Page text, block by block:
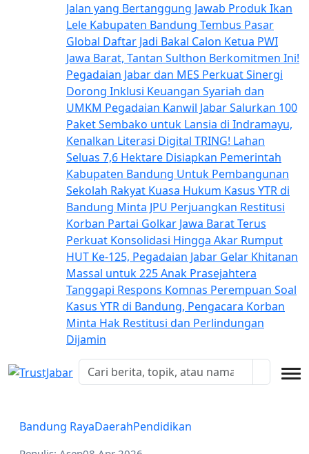
Jalan yang Bertanggung Jawab Produk Ikan
Lele Kabupaten Bandung Tembus Pasar
Global Daftar Jadi Bakal Calon Ketua PWI
Jawa Barat, Tantan Sulthon Berkomitmen Ini!
Pegadaian Jabar dan MES Perkuat Sinergi
Dorong Inklusi Keuangan Syariah dan
UMKM Pegadaian Kanwil Jabar Salurkan 100
Paket Sembako untuk Lansia di Indramayu,
Kenalkan Literasi Digital TRING! Lahan
Seluas 7,6 Hektare Disiapkan Pemerintah
Kabupaten Bandung Untuk Pembangunan
Sekolah Rakyat Kuasa Hukum Kasus YTR di
Bandung Minta JPU Perjuangkan Restitusi
Korban Partai Golkar Jawa Barat Terus
Perkuat Konsolidasi Hingga Akar Rumput
HUT Ke-125, Pegadaian Jabar Gelar Khitanan
Massal untuk 225 Anak Prasejahtera
Tanggapi Respons Komnas Perempuan Soal
Kasus YTR di Bandung, Pengacara Korban
Minta Hak Restitusi dan Perlindungan
Dijamin
Bandung RayaDaerahPendidikan